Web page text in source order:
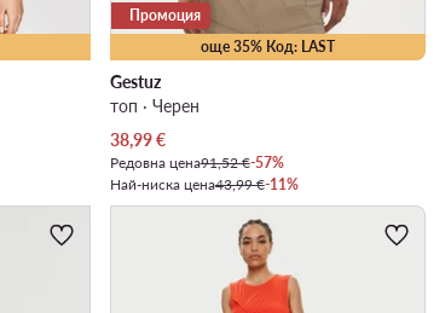
още 35% Код: LAST
Промоция
Gestuz
топ · Черен
Актуална цена
38,99€
Редовна цена91,52 €-57%
Най-ниска цена43,99 €-11%